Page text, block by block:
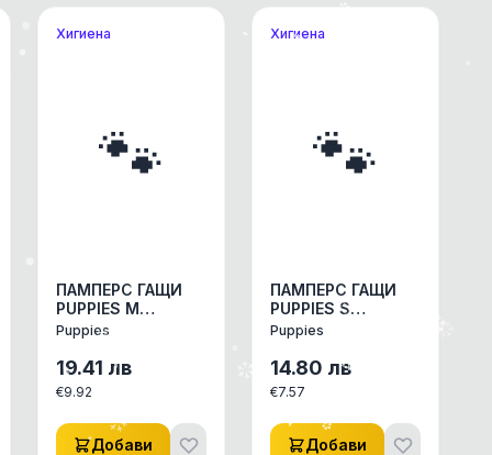
Хигиена
🐾
ПАМПЕРС ГАЩИ
PUPPIES M
АКСЕСОАРИ КУЧЕ/
АКСЕСОАРИ 1бр.
Puppies
19.41 лв
€9.92
Добави
Хигиена
🐾
ПАМПЕРС ГАЩИ
PUPPIES S
АКСЕСОАРИ КУЧЕ/
АКСЕСОАРИ 1бр.
Puppies
14.80 лв
€7.57
Добави